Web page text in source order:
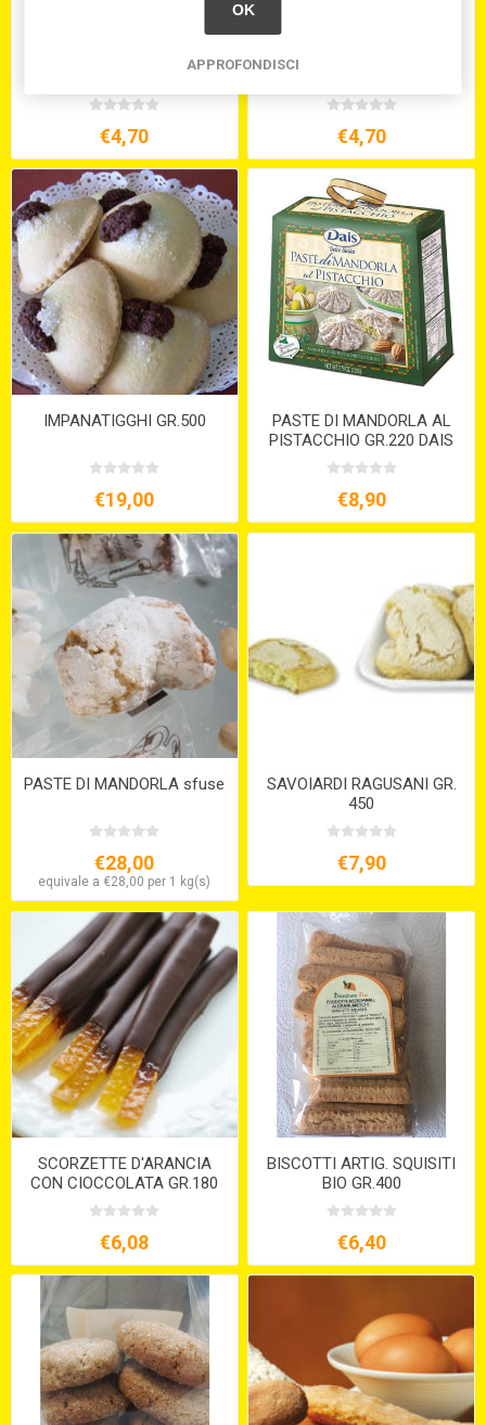
CIOCCOL. DI MODICA IGP
€4,70
CIOCCOL. DI MODICA IGP
€4,70
IMPANATIGGHI GR.500
€19,00
PASTE DI MANDORLA AL
PISTACCHIO GR.220 DAIS
€8,90
PASTE DI MANDORLA sfuse
€28,00
equivale a €28,00 per 1 kg(s)
SAVOIARDI RAGUSANI GR.
450
€7,90
SCORZETTE D'ARANCIA
CON CIOCCOLATA GR.180
€6,08
BISCOTTI ARTIG. SQUISITI
BIO GR.400
€6,40
OK
APPROFONDISCI